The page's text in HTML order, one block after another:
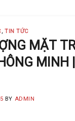
Camera Minh
CONTINUE
,TIN TỨC
MẶT
MINH
BY ADMIN